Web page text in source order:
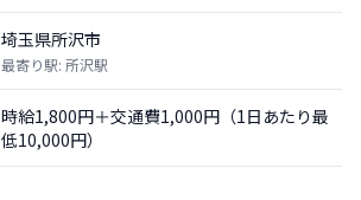
埼玉県所沢市
最寄り駅: 所沢駅
時給1,800円＋交通費1,000円（1日あたり最
低10,000円）